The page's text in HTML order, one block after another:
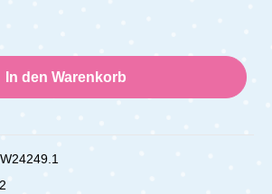
Gib den gewünschten
In den Warenkorb